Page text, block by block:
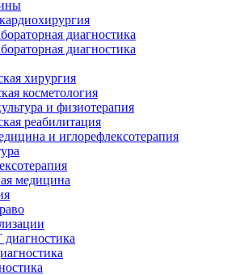
диагностика
диагностика
хирургия
косметология
и физиотерапия
реабилитация
и иглорефлексотерапия
медицина